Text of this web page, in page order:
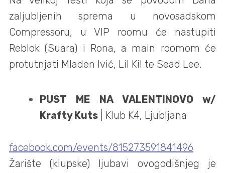
zaljubljenih sprema u novosadskom
Compressoru, u VIP roomu će nastupiti
Reblok (Suara) i Rona, a main roomom će
protutnjati Mladen Ivić, Lil Kil te Sead Lee.
PUST ME NA VALENTINOVO w/
Krafty Kuts| Klub K4, Ljubljana
facebook.com/events/815273591841496
Žarište (klupske) ljubavi ovogodišnjeg je